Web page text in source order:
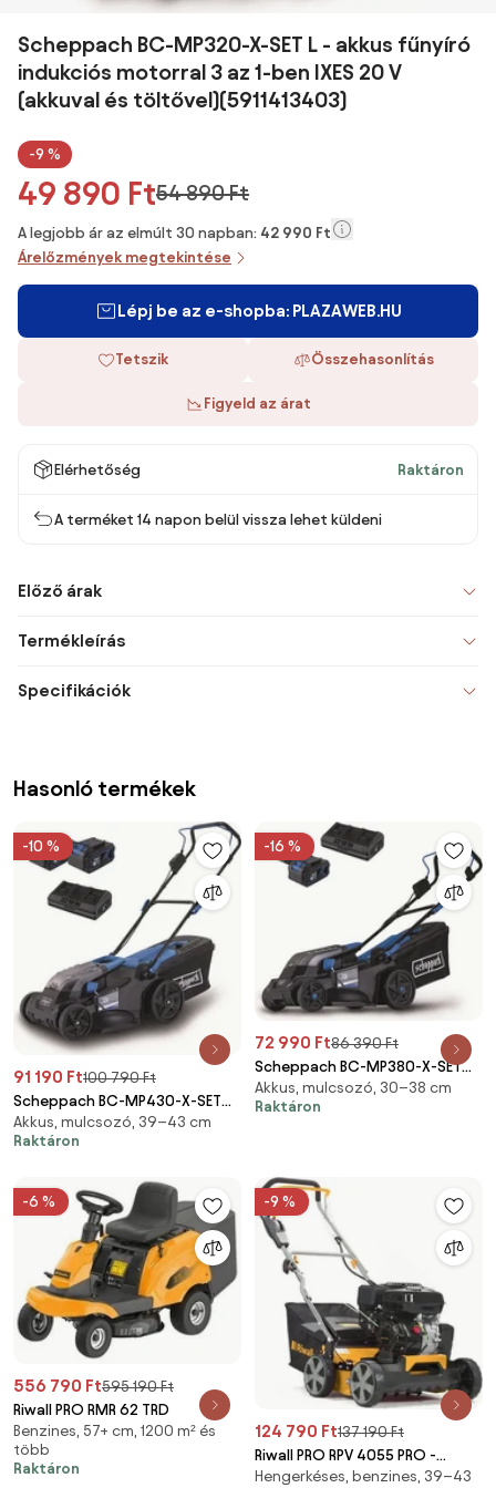
Scheppach BC-MP320-X-SET L - akkus fűnyíró
indukciós motorral 3 az 1-ben IXES 20 V
(akkuval és töltővel)(5911413403)
-9 %
49 890 Ft54 890 Ft
A legjobb ár az elmúlt 30 napban: 42 990 Ft
Árelőzmények megtekintése
Lépj be az e-shopba: PLAZAWEB.HU
Tetszik Összehasonlítás
Figyeld az árat
Elérhetőség Raktáron
A terméket 14 napon belül vissza lehet küldeni
Előző árak
Termékleírás
Specifikációk
Hasonló termékek
-10 %
91 190 Ft100 790 Ft
Scheppach BC-MP430-X-SET
XL2 - akkus fűnyíró indukciós
motorral 4 az 1-ben 2x20V, IXES
(5911415400)
Akkus, mulcsozó, 39–43 cm
Raktáron
-16 %
72 990 Ft86 390 Ft
Scheppach BC-MP380-X-SET
XL2 - akkus fűnyíró indukciós
motorral 4 az 1-ben 2x20V, IXES
Akkus, mulcsozó, 30–38 cm
Raktáron
-6 %
556 790 Ft595 190 Ft
Riwall PRO RMR 62 TRD
Benzines, 57+ cm, 1200 m² és
több
Raktáron
-9 %
124 790 Ft137 190 Ft
Riwall PRO RPV 4055 PRO -
benzinmotoros
Hengerkéses, benzines, 39–43